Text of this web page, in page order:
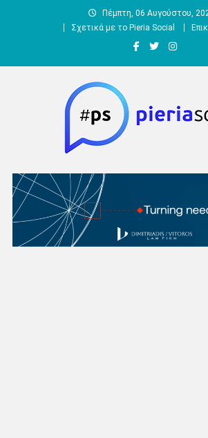
Πέμπτη, 06 Αυγούστου,
Σχετικά με το Pieria Social
Pieria Social